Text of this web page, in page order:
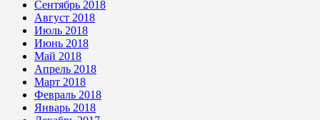
Сентябрь 2018
Август 2018
Июль 2018
Июнь 2018
Май 2018
Апрель 2018
Март 2018
Февраль 2018
Январь 2018